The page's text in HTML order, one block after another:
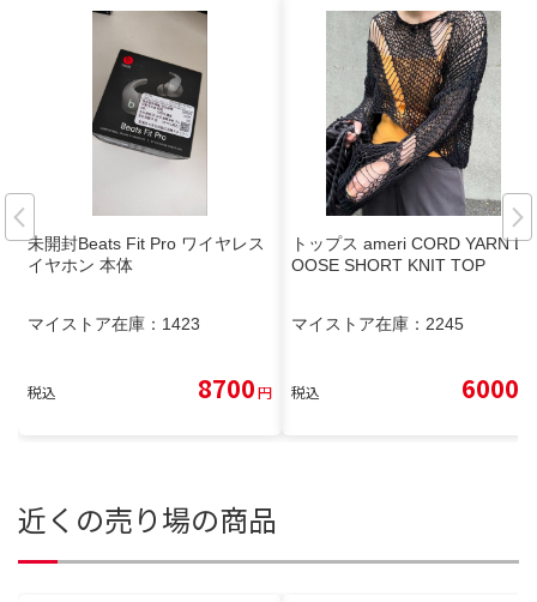
未開封Beats Fit Pro ワイヤレス
イヤホン 本体
マイストア在庫： 1423
税込 8700円
トップス ameri CORD YARN L
OOSE SHORT KNIT TOP
マイストア在庫： 2245
税込 6000
近くの売り場の商品